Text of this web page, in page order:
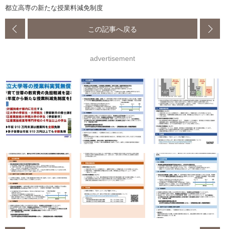
都立高専の新たな授業料減免制度
この記事へ戻る
advertisement